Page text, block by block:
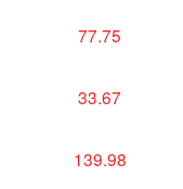
77.75
33.67
139.98